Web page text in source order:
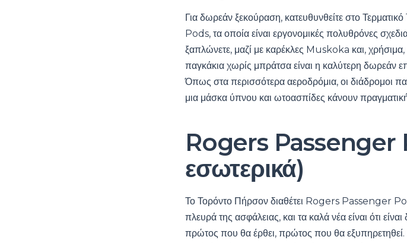
Για δωρεάν ξεκούραση, κατευθυνθείτε στο
Pods, τα οποία είναι εργονομικές πολυθρόνες
ξαπλώνετε, μαζί με καρέκλες Muskoka και,
παγκάκια χωρίς μπράτσα είναι η καλύτερη δωρεάν
Όπως στα περισσότερα αεροδρόμια, οι διάδρομοι
μια μάσκα ύπνου και ωτοασπίδες κάνουν
Rogers Passenger
εσωτερικά)
Το Τορόντο Πήρσον διαθέτει Rogers Passenger
πλευρά της ασφάλειας, και τα καλά νέα είναι ότι
πρώτος που θα έρθει, πρώτος που θα